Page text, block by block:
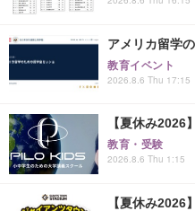
アメリカ留学
教育イベント
2026.8.6 Thu 17:15
【夏休み
教育・受験
2026.8.6 Thu 1:15
【夏休み